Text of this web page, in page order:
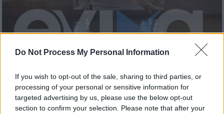
Do Not Process My Personal Information
If you wish to opt-out of the sale, sharing to third parties, or
processing of your personal or sensitive information for
targeted advertising by us, please use the below opt-out
section to confirm your selection. Please note that after your
Προσθέστε το ΕΘΝΟΣ στη Google